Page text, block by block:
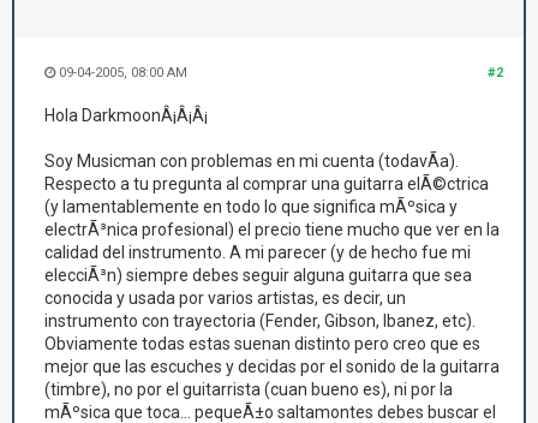
#2
09-04-2005, 08:00 AM
Hola DarkmoonÂ¡Â¡Â¡
Soy Musicman con problemas en mi cuenta (todavÃ­a).
Respecto a tu pregunta al comprar una guitarra elÃ©ctrica
(y lamentablemente en todo lo que significa mÃºsica y
electrÃ³nica profesional) el precio tiene mucho que ver en la
calidad del instrumento. A mi parecer (y de hecho fue mi
elecciÃ³n) siempre debes seguir alguna guitarra que sea
conocida y usada por varios artistas, es decir, un
instrumento con trayectoria (Fender, Gibson, Ibanez, etc).
Obviamente todas estas suenan distinto pero creo que es
mejor que las escuches y decidas por el sonido de la guitarra
(timbre), no por el guitarrista (cuan bueno es), ni por la
mÃºsica que toca... pequeÃ±o saltamontes debes buscar el